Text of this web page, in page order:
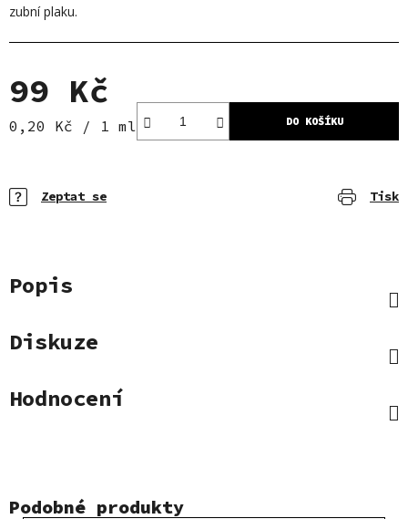
zubní plaku.
99 Kč
Měrná cena:
0,20 Kč / 1 ml DO KOŠÍKU
Tisk
Zeptat se
Popis
Diskuze
Hodnocení
Podobné produkty